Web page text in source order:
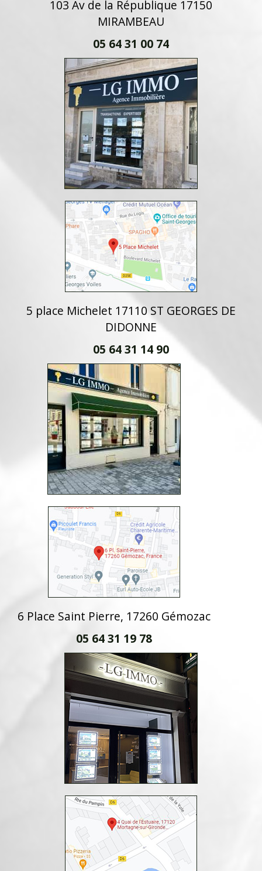
103 Av de la République 17150
MIRAMBEAU
05 64 31 00 74
5 place Michelet 17110 ST GEORGES DE
DIDONNE
05 64 31 14 90
6 Place Saint Pierre, 17260 Gémozac
05 64 31 19 78